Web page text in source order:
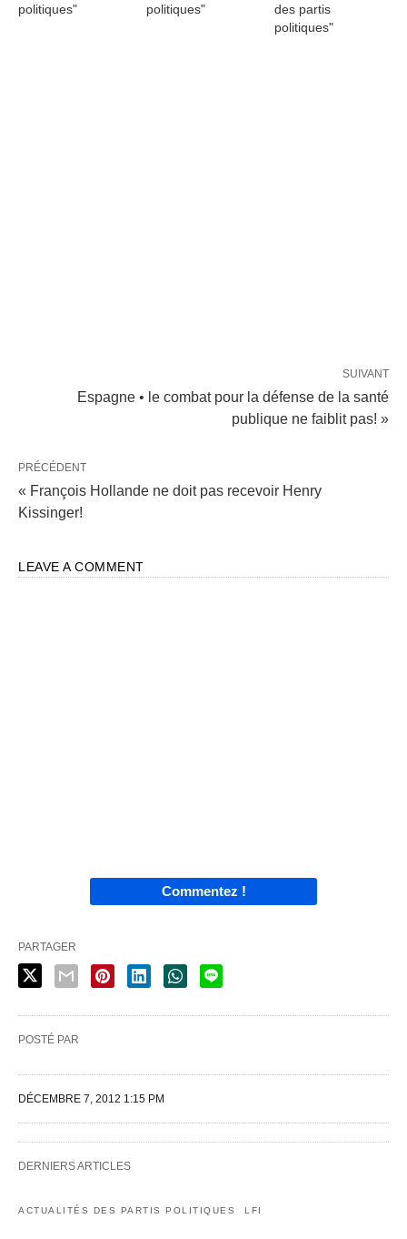
politiques"
politiques"
des partis
politiques"
SUIVANT
Espagne • le combat pour la défense de la santé
publique ne faiblit pas! »
PRÉCÉDENT
« François Hollande ne doit pas recevoir Henry
Kissinger!
LEAVE A COMMENT
Commentez !
PARTAGER
POSTÉ PAR
DÉCEMBRE 7, 2012 1:15 PM
DERNIERS ARTICLES
ACTUALITÉS DES PARTIS POLITIQUES LFI